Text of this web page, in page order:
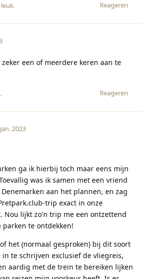
Reageren
.
een of meerdere keren aan te
Reageren
.
2023
ga ik hierbij toch maar eens mijn
was ik samen met een vriend
aan het plannen, en zag
trip exact in onze
Nou lijkt zo'n trip me een ontzettend
parken te ontdekken!
het (normaal gesproken) bij dit soort
te schrijven exclusief de vliegreis,
aardig met de trein te bereiken lijken